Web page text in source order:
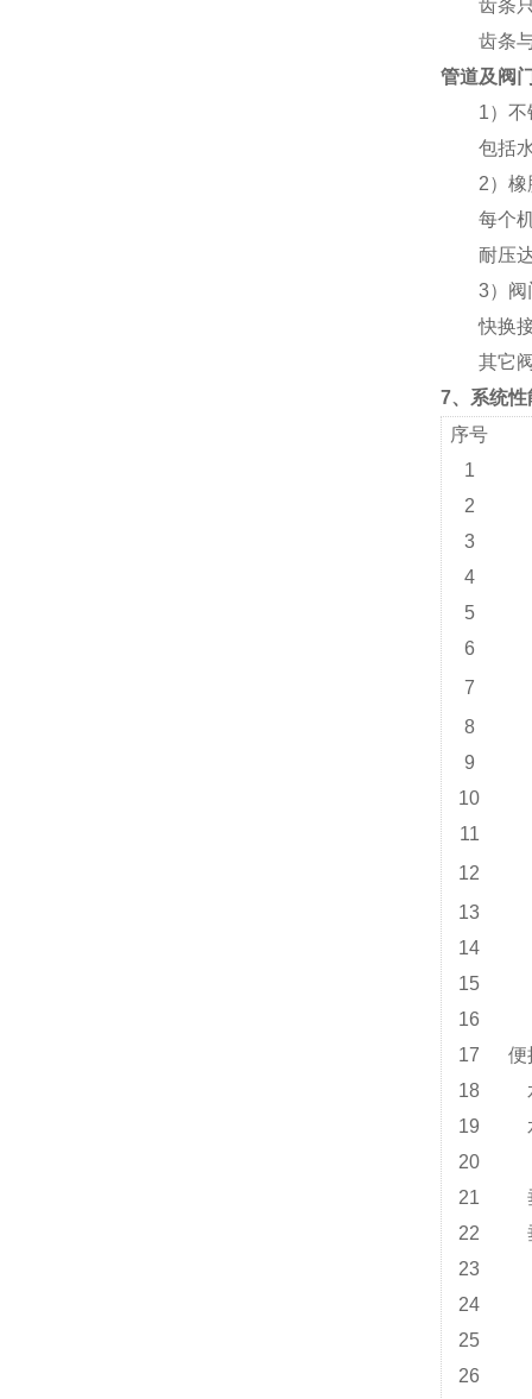
齿条只
齿条与
管道及阀
1）
包括水
2）橡
每个机
耐压达
3）阀
快换接
其它阀
7、系统
序号
1
2
3
4
5
6
7
8
9
10
11
12
13
14
15
16
17
便
18
19
20
21
22
23
24
25
26